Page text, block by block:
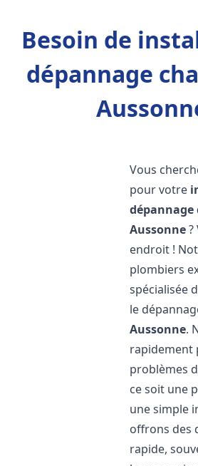
Besoin de
dépannage
Vous
pour votre
dépannage
Aussonne?
endroit !
plombiers
spécialisée
le
Aussonne.
rapidement
problèmes
ce soit une
une simple
offrons des
rapide,